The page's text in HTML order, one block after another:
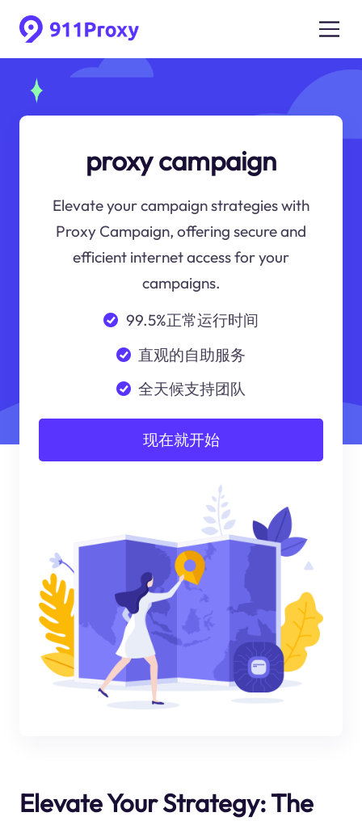
proxy campaign
Elevate your campaign strategies with
Proxy Campaign, offering secure and
efficient internet access for your
campaigns.
99.5%正常运行时间
直观的自助服务
全天候支持团队
现在就开始
Elevate Your Strategy: The